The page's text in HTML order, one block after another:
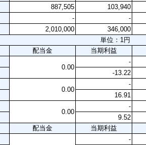
887,505
103,940
-
-
2,010,000
346,000
単位：1円
配当金 当期利益
0.00
-
-13.22
0.00
-
16.91
0.00
-
9.52
配当金
当期利益
-